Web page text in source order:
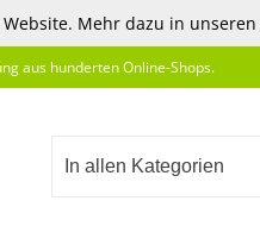
Mehr dazu in unseren
aus hunderten Online-Shops.
In allen Kategorien